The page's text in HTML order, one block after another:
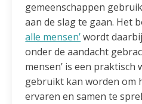
gemeenschappen
aan de slag te gaan. Het
alle mensen’wordt
onder de aandacht
mensen’ is een praktisch
gebruikt kan worden om
ervaren en samen te